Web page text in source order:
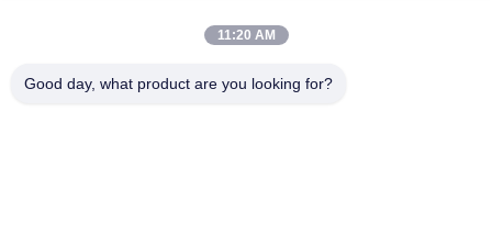
Molekulare
DrehschaufelVakuumpumpe Rollen-Vakuumpumpe
11:20 AM
Good day, what product are you looking for?